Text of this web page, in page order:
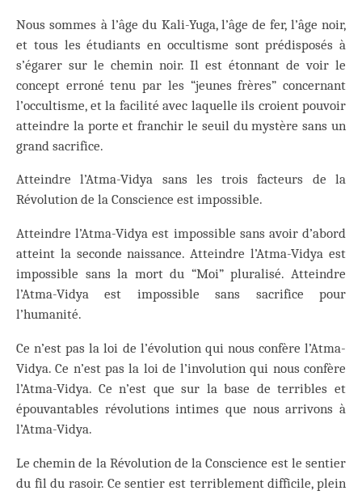
Nous sommes à l’âge du Kali-Yuga, l’âge de fer, l’âge noir,
et tous les étudiants en occultisme sont prédisposés à
s’égarer sur le chemin noir. Il est étonnant de voir le
concept erroné tenu par les “jeunes frères” concernant
l’occultisme, et la facilité avec laquelle ils croient pouvoir
atteindre la porte et franchir le seuil du mystère sans un
grand sacrifice.
Atteindre l’Atma-Vidya sans les trois facteurs de la
Révolution de la Conscience est impossible.
Atteindre l’Atma-Vidya est impossible sans avoir d’abord
atteint la seconde naissance. Atteindre l’Atma-Vidya est
impossible sans la mort du “Moi” pluralisé. Atteindre
l’Atma-Vidya est impossible sans sacrifice pour
l’humanité.
Ce n’est pas la loi de l’évolution qui nous confère l’Atma-
Vidya. Ce n’est pas la loi de l’involution qui nous confère
l’Atma-Vidya. Ce n’est que sur la base de terribles et
épouvantables révolutions intimes que nous arrivons à
l’Atma-Vidya.
Le chemin de la Révolution de la Conscience est le sentier
du fil du rasoir. Ce sentier est terriblement difficile, plein